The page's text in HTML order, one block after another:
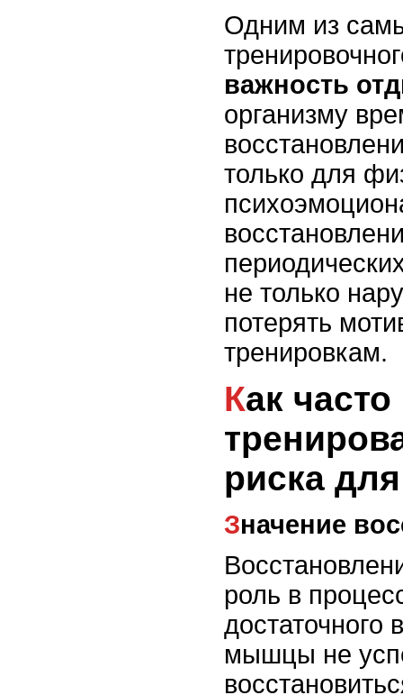
Одним из
важность
организму
только для
не только
потерять
тренировкам.
Как часто можно
риска
Значение
роль в
достаточного
мышцы не